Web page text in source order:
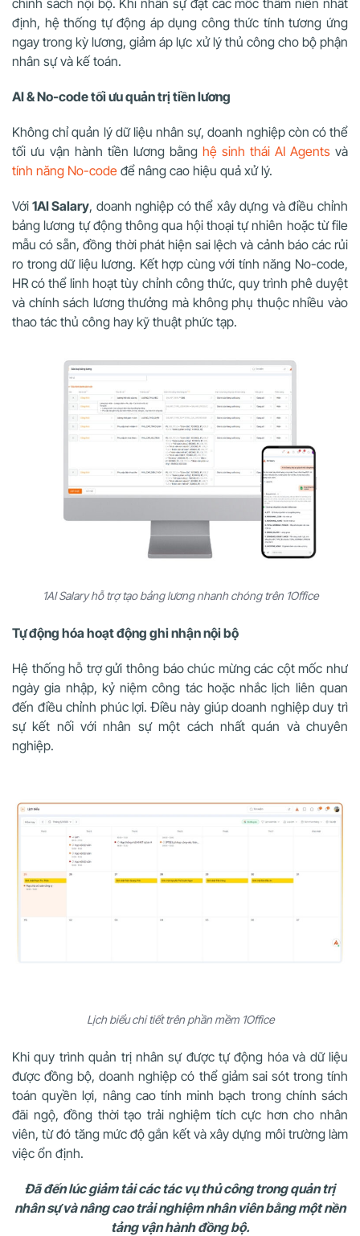
chính sách nội bộ. Khi nhân sự đạt các mốc thâm niên nhất
định, hệ thống tự động áp dụng công thức tính tương ứng
ngay trong kỳ lương, giảm áp lực xử lý thủ công cho bộ phận
nhân sự và kế toán.
AI & No-code tối ưu quản trị tiền lương
Không chỉ quản lý dữ liệu nhân sự, doanh nghiệp còn có thể
tối ưu vận hành tiền lương bằng hệ sinh thái AI Agents và
tính năng No-code để nâng cao hiệu quả xử lý.
Với 1AI Salary, doanh nghiệp có thể xây dựng và điều chỉnh
bảng lương tự động thông qua hội thoại tự nhiên hoặc từ file
mẫu có sẵn, đồng thời phát hiện sai lệch và cảnh báo các rủi
ro trong dữ liệu lương. Kết hợp cùng với tính năng No-code,
HR có thể linh hoạt tùy chỉnh công thức, quy trình phê duyệt
và chính sách lương thưởng mà không phụ thuộc nhiều vào
thao tác thủ công hay kỹ thuật phức tạp.
1AI Salary hỗ trợ tạo bảng lương nhanh chóng trên 1Office
Tự động hóa hoạt động ghi nhận nội bộ
Hệ thống hỗ trợ gửi thông báo chúc mừng các cột mốc như
ngày gia nhập, kỷ niệm công tác hoặc nhắc lịch liên quan
đến điều chỉnh phúc lợi. Điều này giúp doanh nghiệp duy trì
sự kết nối với nhân sự một cách nhất quán và chuyên
nghiệp.
Lịch biểu chi tiết trên phần mềm 1Office
Khi quy trình quản trị nhân sự được tự động hóa và dữ liệu
được đồng bộ, doanh nghiệp có thể giảm sai sót trong tính
toán quyền lợi, nâng cao tính minh bạch trong chính sách
đãi ngộ, đồng thời tạo trải nghiệm tích cực hơn cho nhân
viên, từ đó tăng mức độ gắn kết và xây dựng môi trường làm
việc ổn định.
Đã đến lúc giảm tải các tác vụ thủ công trong quản trị
nhân sự và nâng cao trải nghiệm nhân viên bằng một nền
tảng vận hành đồng bộ.